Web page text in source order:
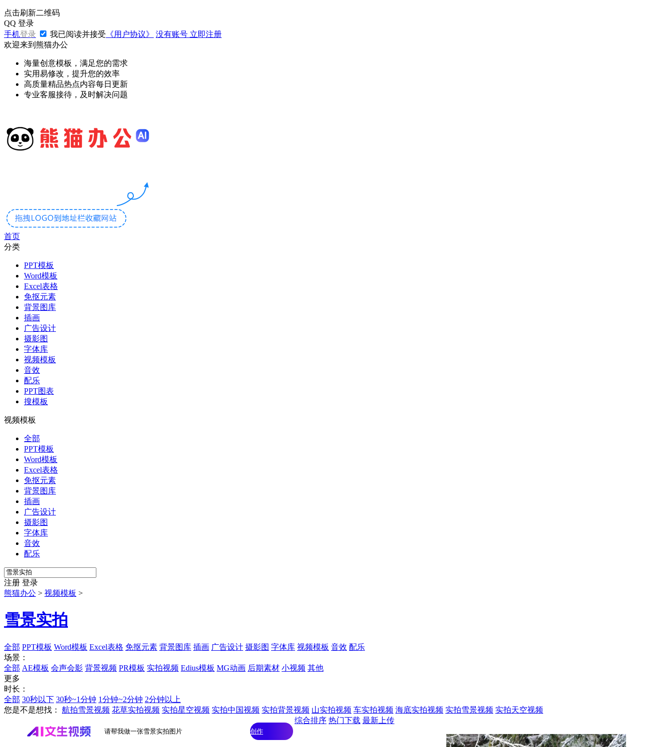
点击刷新二维码
QQ 登录
手机登录 我已阅读并接受 《用户协议》 没有账号 立即注册
欢迎来到熊猫办公
海量创意模板，满足您的需求
实用易修改，提升您的效率
高质量精品热点内容每日更新
专业客服接待，及时解决问题
首页
分类
PPT模板
Word模板
Excel表格
免抠元素
背景图库
插画
广告设计
摄影图
字体库
视频模板
音效
配乐
PPT图表
搜模板
视频模板
全部
PPT模板
Word模板
Excel表格
免抠元素
背景图库
插画
广告设计
摄影图
字体库
音效
配乐
注册 登录
熊猫办公 > 视频模板 >
雪景实拍
全部 PPT模板 Word模板 Excel表格 免抠元素 背景图库 插画 广告设计 摄影图 字体库 视频模板 音效 配乐
场景：
全部 AE模板 会声会影 背景视频 PR模板 实拍视频 Edius模板 MG动画 后期素材 小视频 其他
更多
时长：
全部 30秒以下 30秒~1分钟 1分钟~2分钟 2分钟以上
您是不是想找：
航拍雪景视频 花草实拍视频 实拍星空视频 实拍中国视频 实拍背景视频 山实拍视频 车实拍视频 海底实拍视频 实拍雪景视频 实拍天空视频
综合排序 热门下载 最新上传
创作